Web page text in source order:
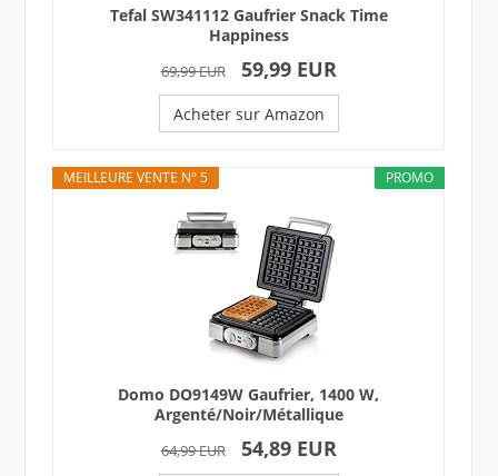
Tefal SW341112 Gaufrier Snack Time
Happiness
69,99 EUR 59,99 EUR
Acheter sur Amazon
PROMO
MEILLEURE VENTE N° 5
Domo DO9149W Gaufrier, 1400 W,
Argenté/Noir/Métallique
64,99 EUR 54,89 EUR